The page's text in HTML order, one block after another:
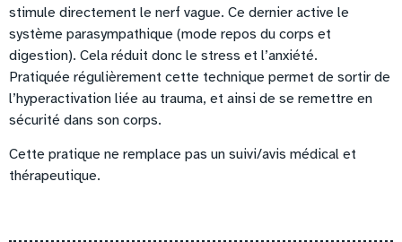
stimule directement le nerf vague. Ce dernier active le
système parasympathique (mode repos du corps et
digestion). Cela réduit donc le stress et l’anxiété.
Pratiquée régulièrement cette technique permet de sortir de
l’hyperactivation liée au trauma, et ainsi de se remettre en
sécurité dans son corps.
Cette pratique ne remplace pas un suivi/avis médical et
thérapeutique.